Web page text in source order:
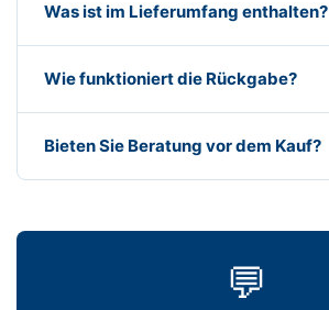
Was ist im Lieferumfang enthalten?
Wie funktioniert die Rückgabe?
Bieten Sie Beratung vor dem Kauf?
💬